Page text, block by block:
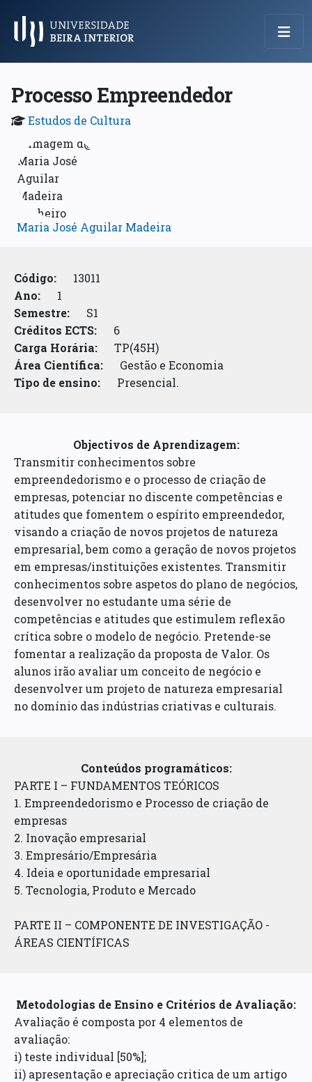
Menu Principal
Processo Empreendedor
Estudos de Cultura
Maria José Aguilar Madeira
Código:
13011
Ano:
1
Semestre:
S1
Créditos ECTS:
6
Carga Horária:
TP(45H)
Área Científica:
Gestão e Economia
Tipo de ensino:
Presencial.
Objectivos de Aprendizagem:
Transmitir conhecimentos sobre
empreendedorismo e o processo de criação de
empresas, potenciar no discente competências e
atitudes que fomentem o espírito empreendedor,
visando a criação de novos projetos de natureza
empresarial, bem como a geração de novos projetos
em empresas/instituições existentes. Transmitir
conhecimentos sobre aspetos do plano de negócios,
desenvolver no estudante uma série de
competências e atitudes que estimulem reflexão
crítica sobre o modelo de negócio. Pretende-se
fomentar a realização da proposta de Valor. Os
alunos irão avaliar um conceito de negócio e
desenvolver um projeto de natureza empresarial
no domínio das indústrias criativas e culturais.
Conteúdos programáticos:
PARTE I – FUNDAMENTOS TEÓRICOS
1. Empreendedorismo e Processo de criação de
empresas
2. Inovação empresarial
3. Empresário/Empresária
4. Ideia e oportunidade empresarial
5. Tecnologia, Produto e Mercado
PARTE II – COMPONENTE DE INVESTIGAÇÃO -
ÁREAS CIENTÍFICAS
Metodologias de Ensino e Critérios de Avaliação:
Avaliação é composta por 4 elementos de
avaliação:
i) teste individual [50%];
ii) apresentação e apreciação critica de um artigo